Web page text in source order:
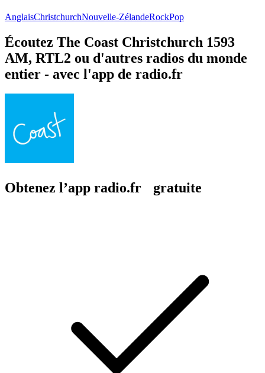
AnglaisChristchurchNouvelle-ZélandeRockPop
Écoutez The Coast Christchurch 1593
AM, RTL2 ou d'autres radios du monde
entier - avec l'app de radio.fr
Obtenez l’app radio.fr gratuite